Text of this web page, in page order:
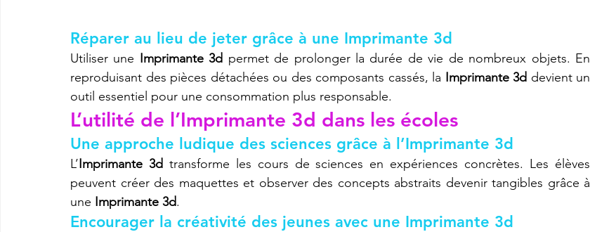
Réparer au lieu de jeter grâce à une Imprimante 3d
Utiliser une Imprimante 3d permet de prolonger la durée de vie de nombreux objets. En
reproduisant des pièces détachées ou des composants cassés, la Imprimante 3d devient un
outil essentiel pour une consommation plus responsable.
L’utilité de l’Imprimante 3d dans les écoles
Une approche ludique des sciences grâce à l’Imprimante 3d
L’Imprimante 3d transforme les cours de sciences en expériences concrètes. Les élèves
peuvent créer des maquettes et observer des concepts abstraits devenir tangibles grâce à
une Imprimante 3d.
Encourager la créativité des jeunes avec une Imprimante 3d